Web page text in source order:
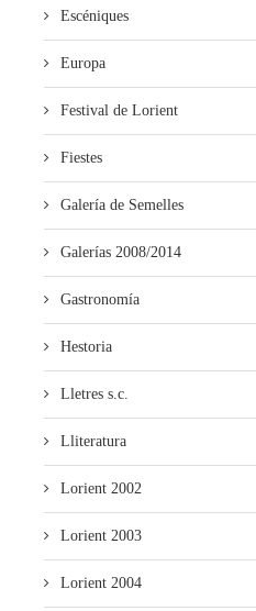
Tapia acueye la presentación del II
Escéniques
Europa
Festival de Lorient
Fiestes
Galería de Semelles
Galerías 2008/2014
Gastronomía
Hestoria
Lletres s.c.
Lliteratura
Lorient 2002
Lorient 2003
Lorient 2004